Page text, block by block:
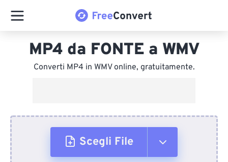
MP4 da FONTE a WMV
Converti MP4 in WMV online, gratuitamente.
Scegli File